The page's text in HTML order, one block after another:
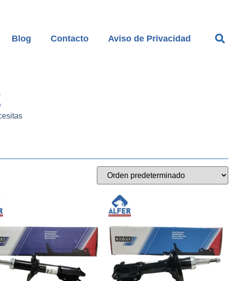
Blog Contacto Aviso de Privacidad